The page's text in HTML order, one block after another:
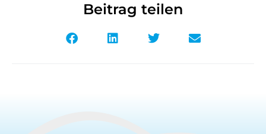
Beitrag teilen